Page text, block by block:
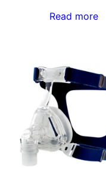
Read more